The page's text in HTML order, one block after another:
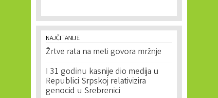
NAJČITANIJE
Žrtve rata na meti govora mržnje
I 31 godinu kasnije dio medija u
Republici Srpskoj relativizira
genocid u Srebrenici